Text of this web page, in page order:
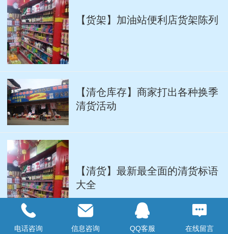
【货架】加油站便利店货架陈列
【清仓库存】商家打出各种换季
清货活动
【清货】最新最全面的清货标语
大全
电话咨询 信息咨询 QQ客服 在线留言